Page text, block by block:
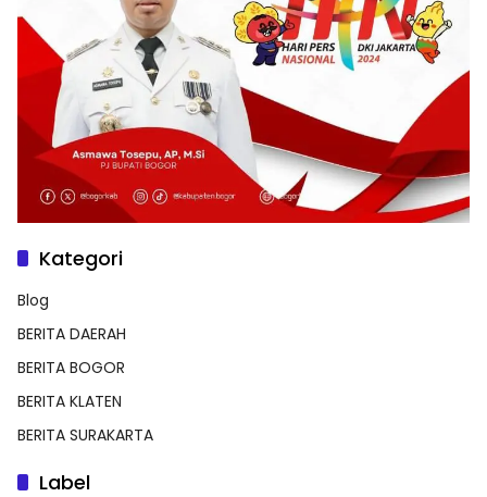
Kategori
Blog
BERITA DAERAH
BERITA BOGOR
BERITA KLATEN
BERITA SURAKARTA
Label